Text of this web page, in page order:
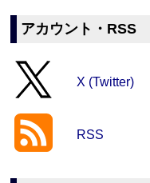
アカウント・RSS
X (Twitter)
RSS